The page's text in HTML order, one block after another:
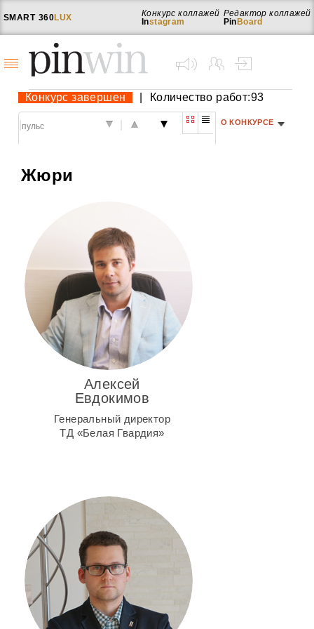
SMART 360LUX
Редактор коллажей
Pin Board
Конкурс коллажей
Instagram
Конкурс завершен Количество работ:93
О КОНКУРСЕ
Жюри
Алексей
Евдокимов
Генеральный директор
ТД «Белая Гвардия»